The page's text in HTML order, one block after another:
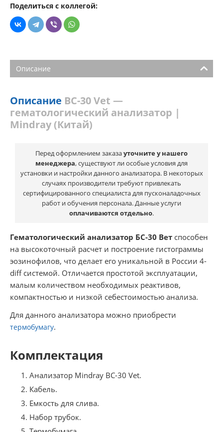
Поделиться с коллегой:
Описание
Описание BC-30 Vet —
гематологический анализатор |
Mindray (Китай)
Перед оформлением заказауточните у нашего
менеджера, существуют ли особые условия для
установки и настройки данного анализатора. В некоторых
случаях производители требуют привлекать
сертифицированного специалиста для пусконаладочных
работ и обучения персонала. Данные услуги
оплачиваются отдельно.
Гематологический анализатор БС-30 Вет способен
на высокоточный расчет и построение гистограммы
эозинофилов, что делает его уникальной в России 4-
diff системой. Отличается простотой эксплуатации,
малым количеством необходимых реактивов,
компактностью и низкой себестоимостью анализа.
Для данного анализатора можно приобрести
термобумагу.
Комплектация
Анализатор Mindray BC-30 Vet.
Кабель.
Емкость для слива.
Набор трубок.